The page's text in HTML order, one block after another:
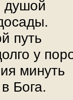
душой
путь
у
минуть
Бога.